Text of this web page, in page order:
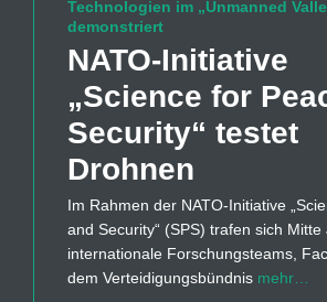
Technologien im „Unmanned
demonstriert
NATO-Initiative
„Science for
Security“ testet
Drohnen
Im Rahmen der NATO-Initiative
and Security“ (SPS) trafen sich Mitte
internationale Forschungsteams,
dem Verteidigungsbündnis mehr…